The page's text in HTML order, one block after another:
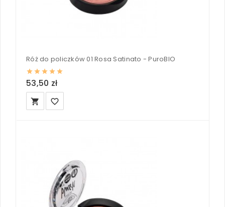
Róż do policzków 01 Rosa Satinato - PuroBIO
53,50 zł
local_grocery_store favorite_border